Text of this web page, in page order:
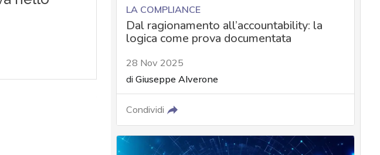
LA COMPLIANCE
Dal ragionamento all’accountability: la
logica come prova documentata
28 Nov 2025
di Giuseppe Alverone
Condividi